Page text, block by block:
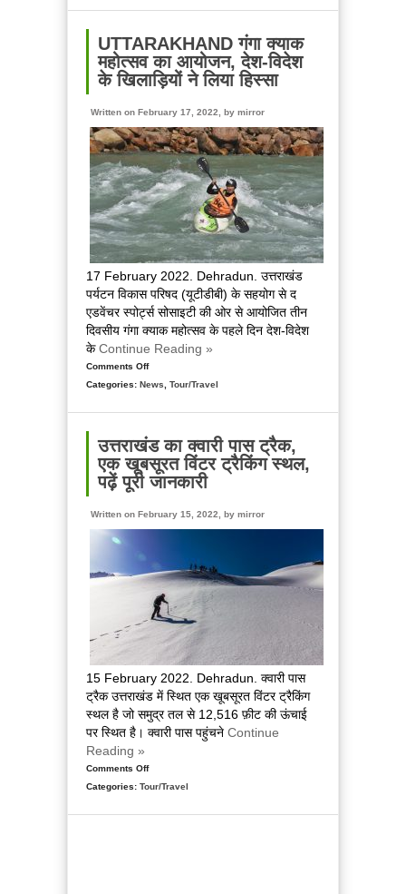
UTTARAKHAND गंगा क्याक
महोत्सव का आयोजन, देश-विदेश
के खिलाड़ियों ने लिया हिस्सा
Written on February 17, 2022, by mirror
17 February 2022. Dehradun. उत्तराखंड
पर्यटन विकास परिषद (यूटीडीबी) के सहयोग से द
एडवेंचर स्पोर्ट्स सोसाइटी की ओर से आयोजित तीन
दिवसीय गंगा क्याक महोत्सव के पहले दिन देश-विदेश
केContinue Reading »
Comments Offon
Uttarakhand
महोत्सव
का
आयोजन,
विदेश
के
लिया
हिस्सा
Categories: News Tour/Travel
उत्तराखंड का क्वारी पास ट्रैक,
एक खूबसूरत विंटर ट्रैकिंग स्थल,
पढ़ें पूरी जानकारी
Written on February 15, 2022, by mirror
15 February 2022. Dehradun. क्वारी पास
ट्रैक उत्तराखंड में स्थित एक खूबसूरत विंटर ट्रैकिंग
स्थल है जो समुद्र तल से 12,516 फ़ीट की ऊंचाई
पर स्थित है। क्वारी पास पहुंचने Continue
Reading »
Comments Offon
उत्तराखंड
Categories: Tour/Travel